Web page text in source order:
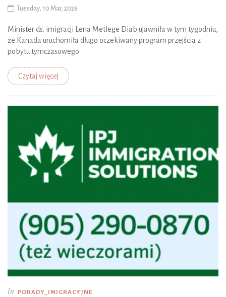
Tuesday, 10 Mar, 2026
Minister ds. imigracji Lena Metlege Diab ujawniła w tym tygodniu,
że Kanada uruchomiła długo oczekiwany program przejścia z
pobytu tymczasowego
Czytaj więcej
In PORADY_IMIGRACYJNE